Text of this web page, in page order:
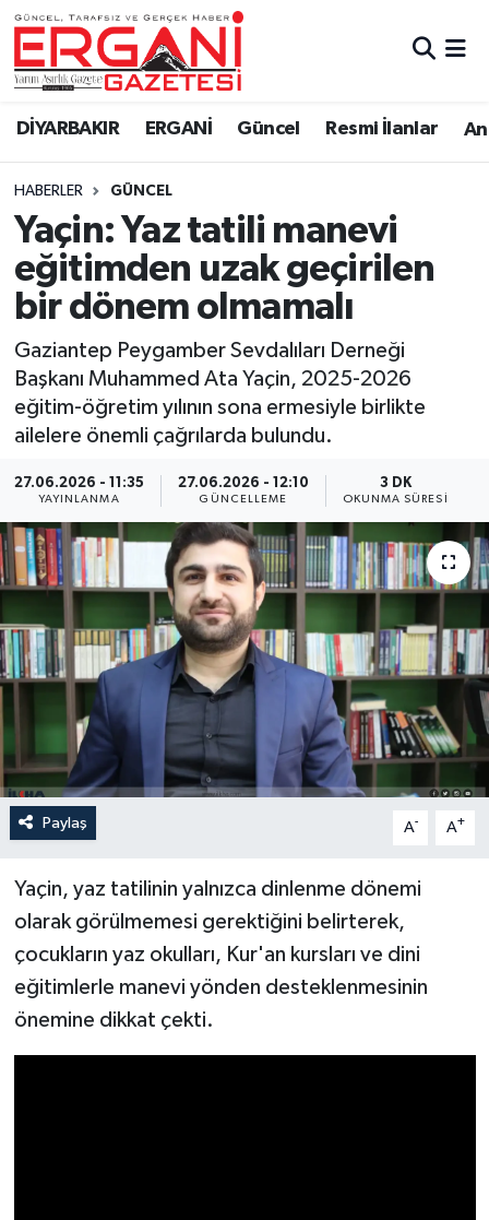
DİYARBAKIR ERGANİ Güncel Resmi İlanlar
HABERLER GÜNCEL
Yaçin: Yaz tatili manevi
eğitimden uzak geçirilen
bir dönem olmamalı
Gaziantep Peygamber Sevdalıları Derneği
Başkanı Muhammed Ata Yaçin, 2025-2026
eğitim-öğretim yılının sona ermesiyle birlikte
ailelere önemli çağrılarda bulundu.
27.06.2026 - 11:35
YAYINLANMA
27.06.2026 - 12:10
GÜNCELLEME
3 DK
OKUNMA SÜRESI
Paylaş A- A+
Yaçin, yaz tatilinin yalnızca dinlenme dönemi
olarak görülmemesi gerektiğini belirterek,
çocukların yaz okulları, Kur'an kursları ve dini
eğitimlerle manevi yönden desteklenmesinin
önemine dikkat çekti.
DİYARBAKIR
BİSMİL
BAĞLAR
ERGANİ
Güncel
Eği̇ti̇m
Resmi İlanlar
Sağlık
Si̇yaset
Spor
Yaşam
Anali̇z
Bi̇li̇m & Teknoloji̇
Dünya
Eği̇ti̇m
Ergani Nöbetçi Eczaneler
Ergani Hava Durumu
Ergani Trafik Yoğunluk Haritası
Süper Lig Puan Durumu ve Fikstür
Tüm Manşetler
Son Dakika Haberleri
Haber Arşivi